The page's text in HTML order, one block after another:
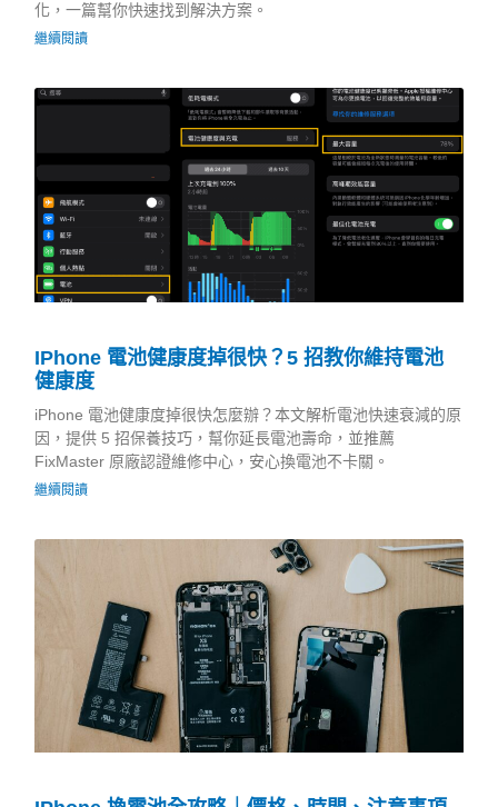
化，一篇幫你快速找到解決方案。
繼續閱讀
IPhone 電池健康度掉很快？5 招教你維持電池
健康度
iPhone 電池健康度掉很快怎麼辦？本文解析電池快速衰減的原
因，提供 5 招保養技巧，幫你延長電池壽命，並推薦
FixMaster 原廠認證維修中心，安心換電池不卡關。
繼續閱讀